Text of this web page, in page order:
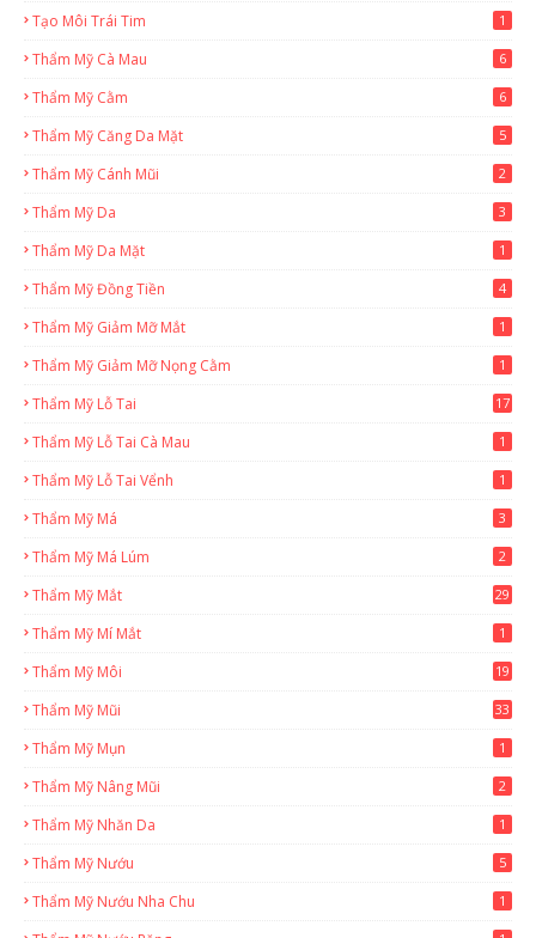
Tạo Môi Trái Tim 1
Thẩm Mỹ Cà Mau 6
Thẩm Mỹ Cằm 6
Thẩm Mỹ Căng Da Mặt 5
Thẩm Mỹ Cánh Mũi 2
Thẩm Mỹ Da 3
Thẩm Mỹ Da Mặt 1
Thẩm Mỹ Đồng Tiền 4
Thẩm Mỹ Giảm Mỡ Mắt 1
Thẩm Mỹ Giảm Mỡ Nọng Cằm 1
Thẩm Mỹ Lỗ Tai 17
Thẩm Mỹ Lỗ Tai Cà Mau 1
Thẩm Mỹ Lỗ Tai Vểnh 1
Thẩm Mỹ Má 3
Thẩm Mỹ Má Lúm 2
Thẩm Mỹ Mắt 29
Thẩm Mỹ Mí Mắt 1
Thẩm Mỹ Môi 19
Thẩm Mỹ Mũi 33
Thẩm Mỹ Mụn 1
Thẩm Mỹ Nâng Mũi 2
Thẩm Mỹ Nhăn Da 1
Thẩm Mỹ Nướu 5
Thẩm Mỹ Nướu Nha Chu 1